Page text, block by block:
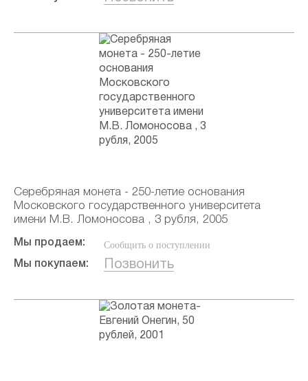
Серебряная монета - 250-летие основания
Московского государственного университета
имени М.В. Ломоносова , 3 рубля, 2005
Мы продаем: Сообщить о поступлении
Мы покупаем: Позвонить